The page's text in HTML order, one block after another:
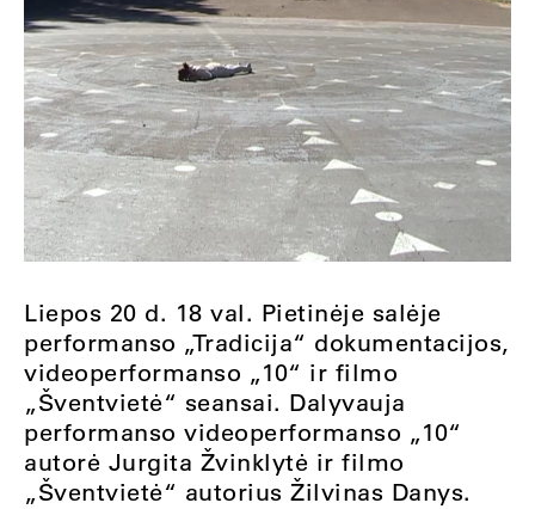
Liepos 20 d. 18 val. Pietinėje salėje
performanso „Tradicija“ dokumentacijos,
videoperformanso „10“ ir filmo
„Šventvietė“ seansai. Dalyvauja
performanso videoperformanso „10“
autorė Jurgita Žvinklytė ir filmo
„Šventvietė“ autorius Žilvinas Danys.